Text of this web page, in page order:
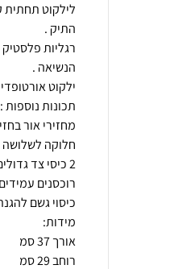
לילקוט תחתית
רגליות